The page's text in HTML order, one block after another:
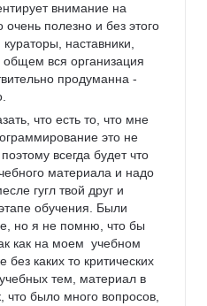
внимание на
полезно и без этого
наставники,
вся организация
продуманна -
что есть то, что мне
это не
всегда будет что
материала и надо
гугл твой друг и
обучения. Были
но я не помню, что бы
как на моем  учебном
каких то критических
тем, материал в
что было много вопросов,